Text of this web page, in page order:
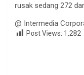
rusak sedang 272
@ Intermedia
Post Views: 1,282